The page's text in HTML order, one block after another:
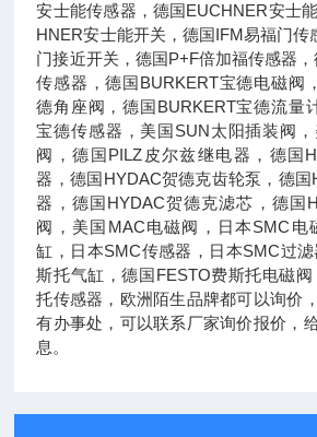
安士能传感器，德国EUCHNER安士
HNER安士能开关，德国IFM易福门传
门接近开关，德国P+F倍加福传感器
传感器，德国BURKERT宝德电磁阀
德角座阀，德国BURKERT宝德流量
宝德传感器，美国SUN太阳插装阀
阀，德国PILZ皮尔兹继电器，德国
器，德国HYDAC贺德克齿轮泵，德
器，德国HYDAC贺德克滤芯，德国
阀，美国MAC电磁阀，日本SMC电
缸，日本SMC传感器，日本SMC过
斯托气缸，德国FESTO费斯托电磁
托传感器，欧洲陌生品牌都可以询价
有办事处，可以联系厂家询价报价，
息。